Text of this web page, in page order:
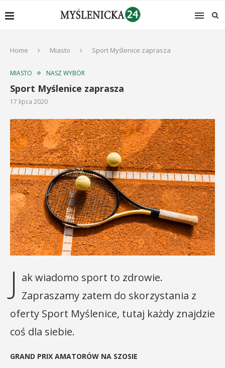
Home Miasto Sport Myślenice zaprasza
MIASTO NASZ WYBÓR
Sport Myślenice zaprasza
17 lipca 2020
J ak wiadomo sport to zdrowie.
Zapraszamy zatem do skorzystania z
oferty Sport Myślenice, tutaj każdy znajdzie
coś dla siebie.
GRAND PRIX AMATORÓW NA SZOSIE